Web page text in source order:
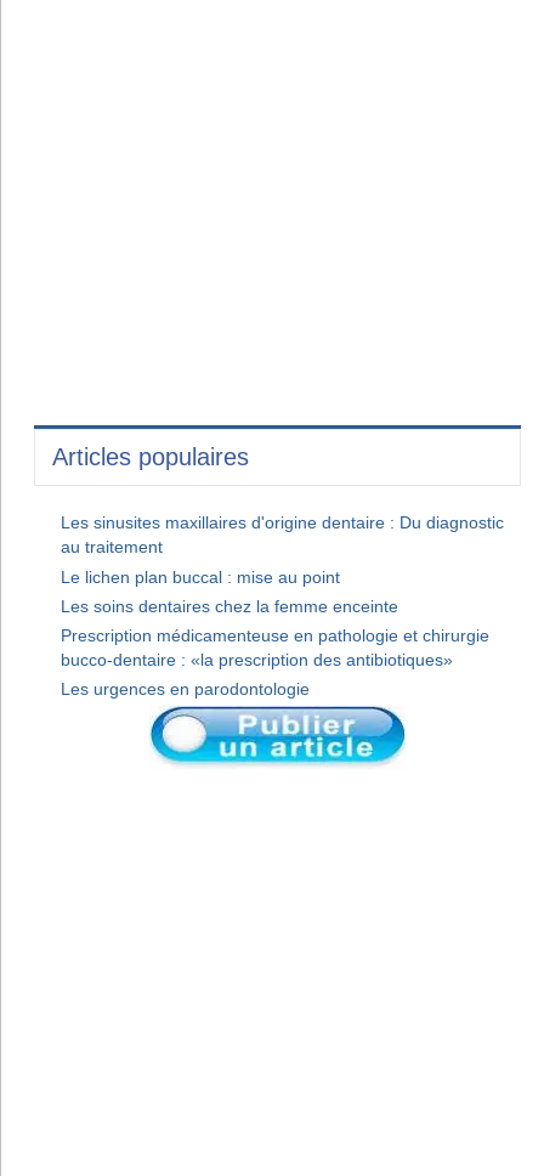
Articles populaires
Les sinusites maxillaires d'origine dentaire : Du diagnostic
au traitement
Le lichen plan buccal : mise au point
Les soins dentaires chez la femme enceinte
Prescription médicamenteuse en pathologie et chirurgie
bucco-dentaire : «la prescription des antibiotiques»
Les urgences en parodontologie